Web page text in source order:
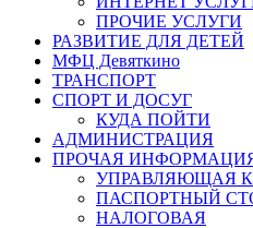
ПРОЧИЕ УСЛУГИ
РАЗВИТИЕ ДЛЯ ДЕТЕЙ
МФЦ Девяткино
ТРАНСПОРТ
СПОРТ И ДОСУГ
КУДА ПОЙТИ
АДМИНИСТРАЦИЯ
ПРОЧАЯ
УПРАВЛЯЮЩАЯ
ПАСПОРТНЫЙ
НАЛОГОВАЯ